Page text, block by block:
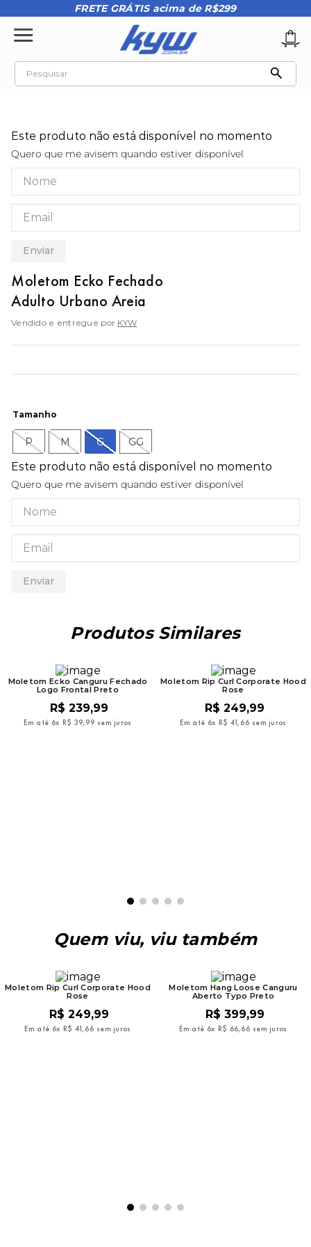
FRETE GRÁTIS acima de R$299
Pesquisar
Este produto não está disponível no momento
Quero que me avisem quando estiver disponível
Enviar
Moletom Ecko Fechado
Adulto Urbano Areia
Vendido e entregue por KYW
Tamanho
P M G GG
Este produto não está disponível no momento
Quero que me avisem quando estiver disponível
Enviar
Produtos Similares
Moletom Ecko Canguru Fechado
Logo Frontal Preto
R$ 239,99
Em até 6x R$ 39, 99 sem juros
Moletom Rip Curl Corporate Hood
Rose
R$ 249,99
Em até 6x R$ 41, 66 sem juros
Quem viu, viu também
Moletom Rip Curl Corporate Hood
Rose
R$ 249,99
Em até 6x R$ 41, 66 sem juros
Moletom Hang Loose Canguru
Aberto Typo Preto
R$ 399,99
Em até 6x R$ 66, 66 sem juros
3º teeth bomber 3
4º boné
5º kenner
6
8 regata masculina
º kenner rakka